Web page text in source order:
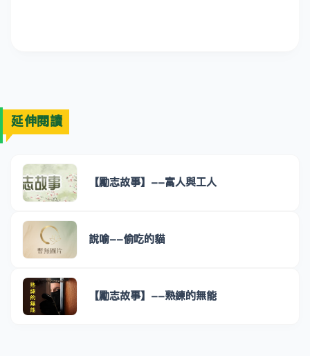
延伸閱讀
【勵志故事】--富人與工人
說喻--偷吃的貓
【勵志故事】--熟練的無能